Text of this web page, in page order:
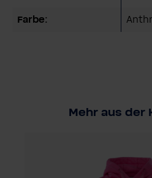
Farbe:
Mehr aus der